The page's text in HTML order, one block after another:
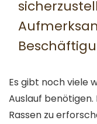
Es gibt noch viele
Auslauf benötigen.
Rassen zu